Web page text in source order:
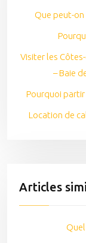
Que peut-on
Visiter les
– Baie
Pourquoi partir
Location de
Articles